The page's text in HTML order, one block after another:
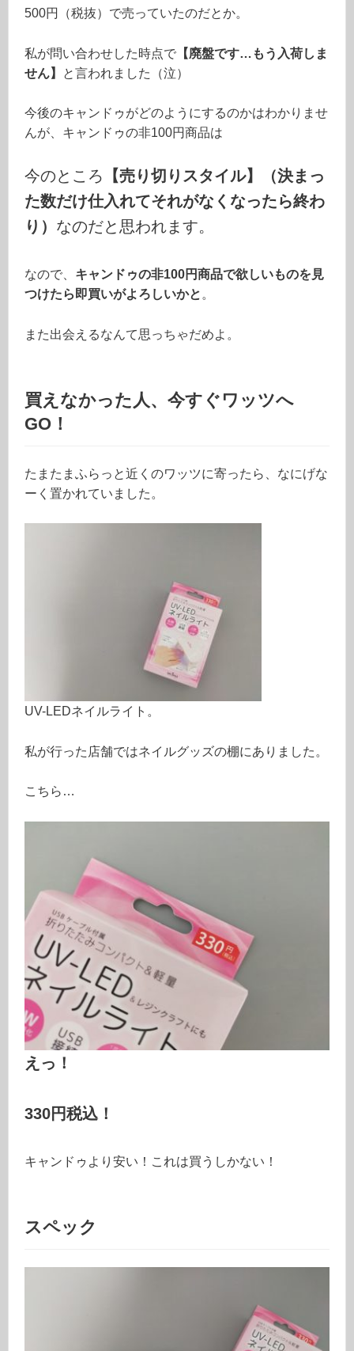
500円（税抜）で売っていたのだとか。
私が問い合わせした時点で 【廃盤です…もう入荷しま
せん】
と言われました（泣）
今後のキャンドゥがどのようにするのかはわかりませ
んが、キャンドゥの非100円商品は
今のところ 【売り切りスタイル】（決まっ
た数だけ仕入れてそれがなくなったら終わ
り） なのだと思われます。
なので、 キャンドゥの非100円商品で欲しいものを見
つけたら即買いがよろしいかと 。
また出会えるなんて思っちゃだめよ。
買えなかった人、今すぐワッツへ
GO！
たまたまふらっと近くのワッツに寄ったら、なにげな
ーく置かれていました。
UV-LEDネイルライト。
私が行った店舗ではネイルグッズの棚にありました。
こちら…
えっ！
330円税込！
キャンドゥより安い！これは買うしかない！
スペック